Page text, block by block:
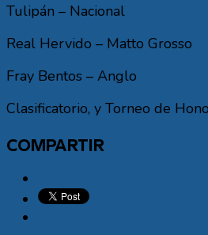
Tulipán – Nacional
Real Hervido – Matto Grosso
Fray Bentos – Anglo
Clasificatorio, y Torneo de
COMPARTIR